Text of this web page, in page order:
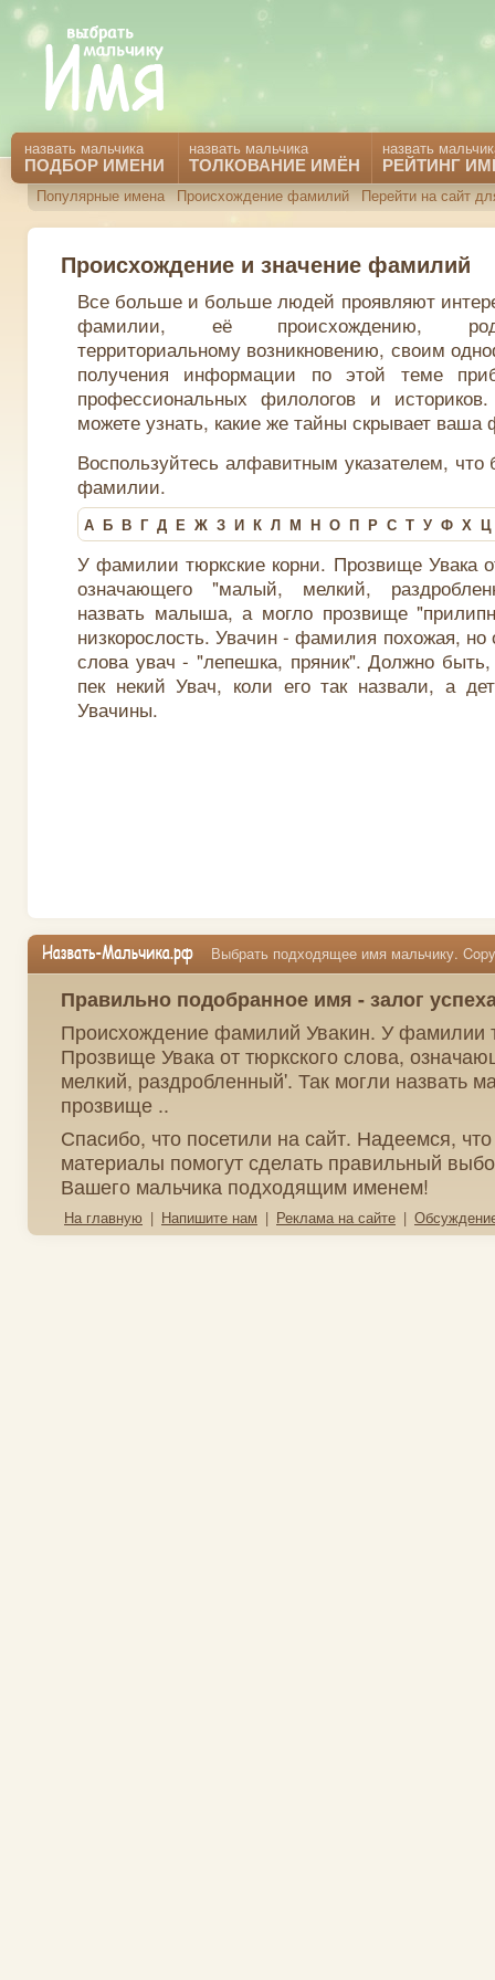
назвать мальчика
ПОДБОР ИМЕНИ
назвать мальчика
ТОЛКОВАНИЕ ИМЁН
назвать
РЕЙТИНГ
Популярные имена Происхождение фамилий Перейти на сайт
Происхождение и значение фамилий
Все больше и больше людей проявляют
фамилии, её происхождению,
территориальному возникновению, своим
получения информации по этой теме
профессиональных филологов и
можете узнать, какие же тайны скрывает
Воспользуйтесь алфавитным указателем, что
фамилии.
А Б В Г Д Е Ж З И К Л М Н О П Р С Т У Ф Х Ц
У фамилии тюркские корни. Прозвище Увака
означающего "малый, мелкий,
назвать малыша, а могло прозвище
низкорослость. Увачин - фамилия похожая, но
слова увач - "лепешка, пряник". Должно
пек некий Увач, коли его так назвали, а
Увачины.
Выбрать подходящее имя мальчику.
Правильно подобранное имя - залог
Происхождение фамилий Увакин. У фамилии
Прозвище Увака от тюркского слова,
мелкий, раздробленный'. Так могли назвать
прозвище ..
Спасибо, что посетили на сайт. Надеемся,
материалы помогут сделать правильный
Вашего мальчика подходящим именем!
На главную | Напишите нам | Реклама на сайте |